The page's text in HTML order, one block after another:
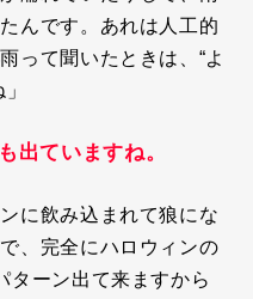
んです。あれは人工的
って聞いたときは、“よ
出ていますね。
に飲み込まれて狼にな
、完全にハロウィンの
ターン出て来ますから